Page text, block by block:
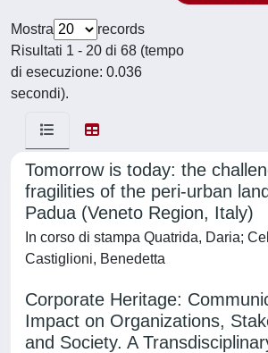
Mostra
records
Risultati 1 - 20 di 68 (tempo
di esecuzione: 0.036
secondi).
Tomorrow is today: the
fragilities of the peri-urban
Padua (Veneto Region, Italy)
In corso di stampa Quatrida, Daria;
Castiglioni, Benedetta
Corporate Heritage:
Impact on Organizations,
and Society. A